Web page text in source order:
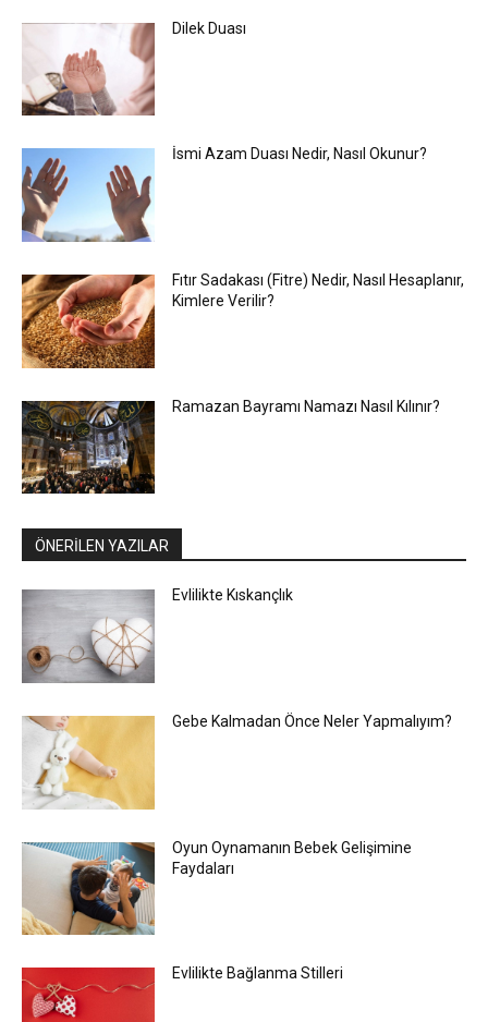
Dilek Duası
İsmi Azam Duası Nedir, Nasıl Okunur?
Fıtır Sadakası (Fitre) Nedir, Nasıl Hesaplanır,
Kimlere Verilir?
Ramazan Bayramı Namazı Nasıl Kılınır?
ÖNERİLEN YAZILAR
Evlilikte Kıskançlık
Gebe Kalmadan Önce Neler Yapmalıyım?
Oyun Oynamanın Bebek Gelişimine
Faydaları
Evlilikte Bağlanma Stilleri